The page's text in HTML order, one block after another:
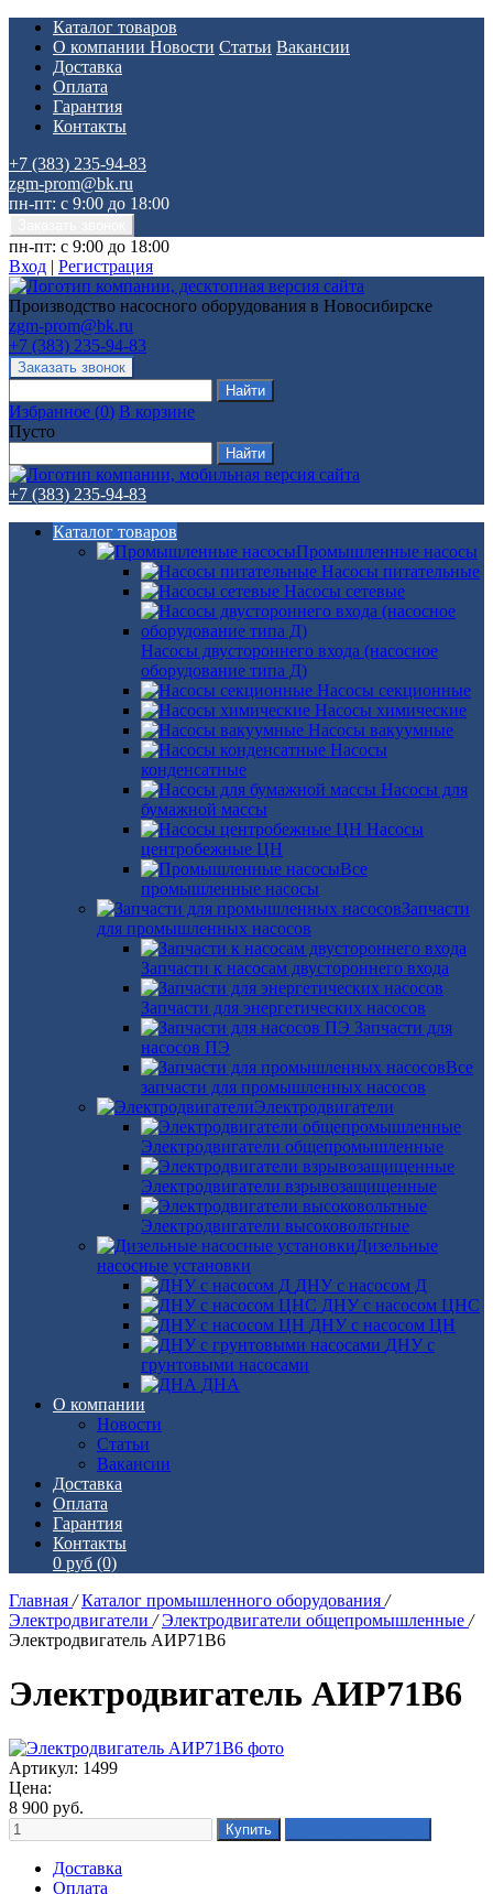
Каталог товаров
О компании Новости Статьи Вакансии
Доставка
Оплата
Гарантия
Контакты
+7 (383) 235-94-83
zgm-prom@bk.ru
пн-пт: с 9:00 до 18:00
пн-пт: с 9:00 до 18:00
Вход | Регистрация
Производство насосного оборудования в Новосибирске
zgm-prom@bk.ru
+7 (383) 235-94-83
Избранное (0) В корзине
Пусто
+7 (383) 235-94-83
Каталог товаров
Промышленные насосы
Насосы питательные
Насосы сетевые
Насосы двустороннего входа (насосное
оборудование типа Д)
Насосы секционные
Насосы химические
Насосы вакуумные
Насосы
конденсатные
Насосы для
бумажной массы
Насосы
центробежные ЦН
Все
промышленные насосы
Запчасти
для промышленных насосов
Запчасти к насосам двустороннего входа
Запчасти для энергетических насосов
Запчасти для
насосов ПЭ
Все
запчасти для промышленных насосов
Электродвигатели
Электродвигатели общепромышленные
Электродвигатели взрывозащищенные
Электродвигатели высоковольтные
Дизельные
насосные установки
ДНУ с насосом Д
ДНУ с насосом ЦНС
ДНУ с насосом ЦН
ДНУ с
грунтовыми насосами
ДНА
О компании
Новости
Статьи
Вакансии
Доставка
Оплата
Гарантия
Контакты
0 руб (0)
Главная / Каталог промышленного оборудования /
Электродвигатели / Электродвигатели общепромышленные /
Электродвигатель АИР71В6
Электродвигатель АИР71В6
Артикул: 1499
Цена:
8 900 руб.
Доставка
Оплата